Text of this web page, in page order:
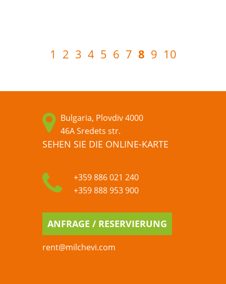
1 2 3 4 5 6 7 8 9 10
Bulgaria, Plovdiv 4000
46A Sredets str.
SEHEN SIE DIE ONLINE-KARTE
+359 886 021 240
+359 888 953 900
ANFRAGE / RESERVIERUNG
rent@milchevi.com